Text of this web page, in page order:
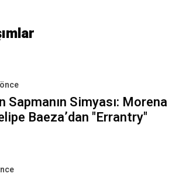
Sapmanın Simyası: Morena
Baeza’dan "Errantry"